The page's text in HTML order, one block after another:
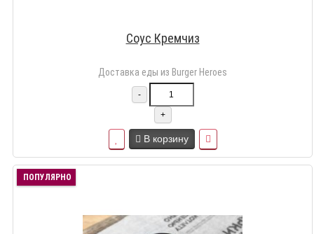
Соус Кремчиз
Доставка еды из Burger Heroes
-
+
В корзину
ПОПУЛЯРНО